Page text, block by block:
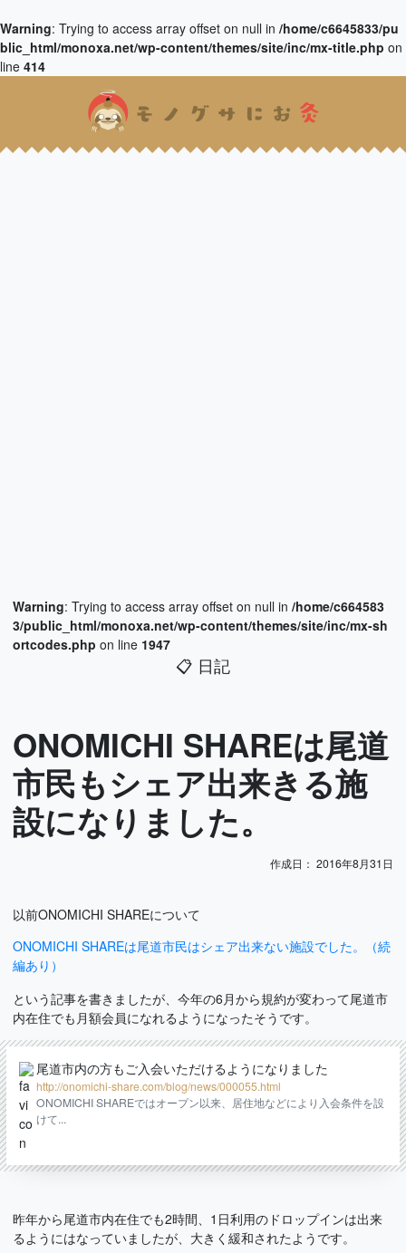
Warning: Trying to access array offset on null in /home/c6645833/pu
blic_html/monoxa.net/wp-content/themes/site/inc/mx-title.php on
line 414
Warning: Trying to access array offset on null in /home/c664583
3/public_html/monoxa.net/wp-content/themes/site/inc/mx-sh
ortcodes.php on line 1947
📋 日記
ONOMICHI SHAREは尾道
市民もシェア出来きる施
設になりました。
作成日： 2016年8月31日
以前ONOMICHI SHAREについて
ONOMICHI SHAREは尾道市民はシェア出来ない施設でした。（続
編あり）
という記事を書きましたが、今年の6月から規約が変わって尾道市
内在住でも月額会員になれるようになったそうです。
尾道市内の方もご入会いただけるようになりました
http://onomichi-share.com/blog/news/000055.html
ONOMICHI SHAREではオープン以来、居住地などにより入会条件を設
けて...
昨年から尾道市内在住でも2時間、1日利用のドロップインは出来
るようにはなっていましたが、大きく緩和されたようです。